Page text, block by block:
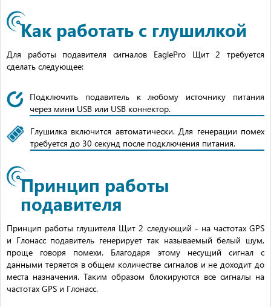
Как работать с глушилкой
Для работы подавителя сигналов EaglePro Щит 2 требуется
сделать следующее:
Подключить подавитель к любому источнику питания
через мини USB или USB коннектор.
Глушилка включится автоматически. Для генерации помех
требуется до 30 секунд после подключения питания.
Принцип работы
подавителя
Принцип работы глушителя Щит 2 следующий - на частотах GPS
и Глонасс подавитель генерирует так называемый белый шум,
проще говоря помехи. Благодаря этому несущий сигнал с
данными теряется в общем количестве сигналов и не доходит до
места назначения. Таким образом блокируются все сигналы на
частотах GPS и Глонасс.